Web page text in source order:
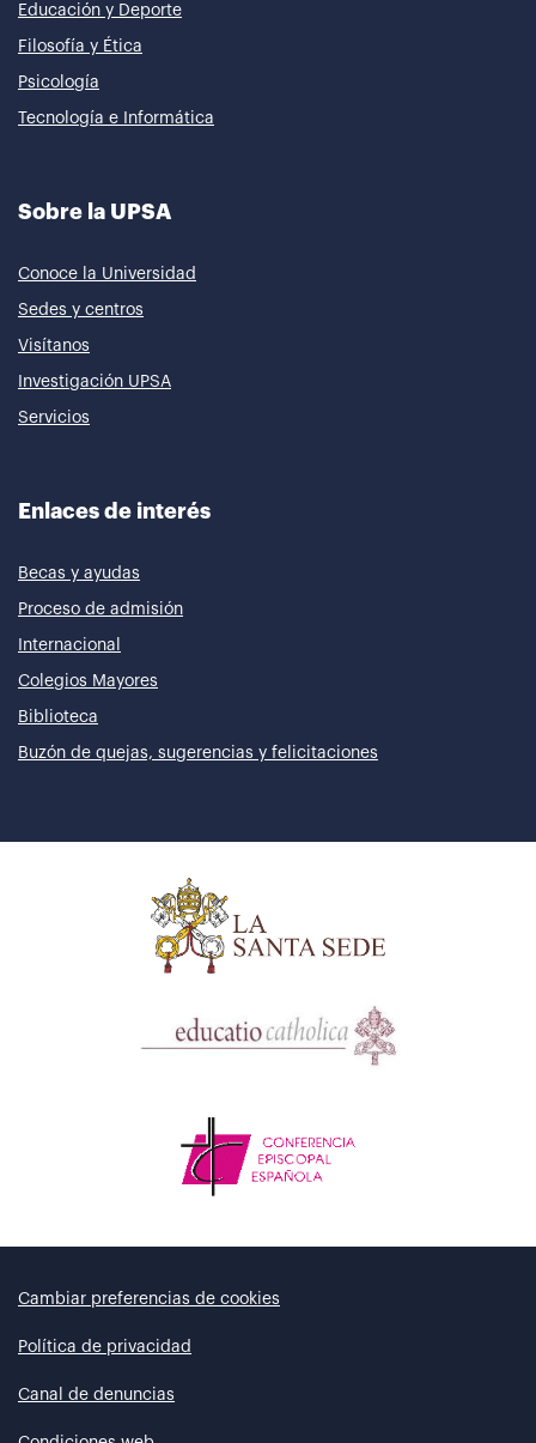
Educación y Deporte
Filosofía y Ética
Psicología
Tecnología e Informática
Sobre la UPSA
Conoce la Universidad
Sedes y centros
Visítanos
Investigación UPSA
Servicios
Enlaces de interés
Becas y ayudas
Proceso de admisión
Internacional
Colegios Mayores
Biblioteca
Buzón de quejas, sugerencias y felicitaciones
Cambiar preferencias de cookies
Política de privacidad
Canal de denuncias